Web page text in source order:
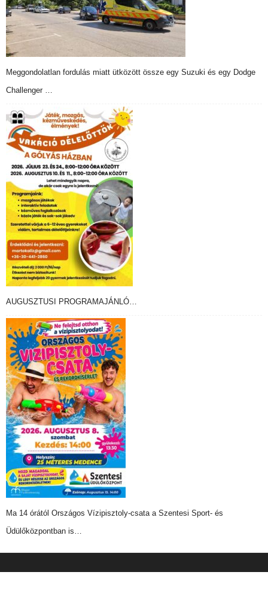
Meggondolatlan fordulás miatt ütközött össze egy Suzuki és egy Dodge
Challenger …
AUGUSZTUSI PROGRAMAJÁNLÓ…
Ma 14 órától Országos Vízipisztoly-csata a Szentesi Sport- és
Üdülőközpontban is…